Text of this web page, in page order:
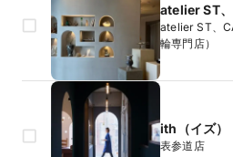
atelier ST
atelier ST、
輪専門店）
ith（イズ）
表参道店